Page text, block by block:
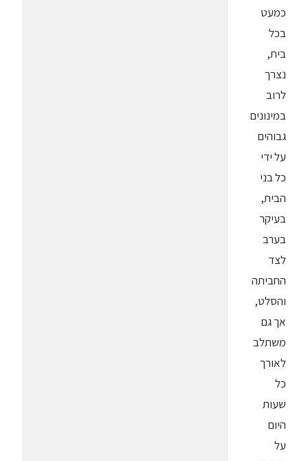
כמעט
בכל
בית,
נצרך
לרוב
במינונים
גבוהים
על ידי
כל בני
הבית,
בעיקר
בערב
לצד
החביתה
והסלט,
אך גם
משתלב
לאורך
כל
שעות
היום
על